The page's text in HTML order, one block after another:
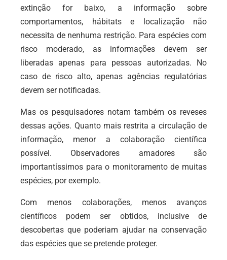
extinção for baixo, a informação sobre
comportamentos, hábitats e localização não
necessita de nenhuma restrição. Para espécies com
risco moderado, as informações devem ser
liberadas apenas para pessoas autorizadas. No
caso de risco alto, apenas agências regulatórias
devem ser notificadas.
Mas os pesquisadores notam também os reveses
dessas ações. Quanto mais restrita a circulação de
informação, menor a colaboração científica
possível. Observadores amadores são
importantíssimos para o monitoramento de muitas
espécies, por exemplo.
Com menos colaborações, menos avanços
científicos podem ser obtidos, inclusive de
descobertas que poderiam ajudar na conservação
das espécies que se pretende proteger.